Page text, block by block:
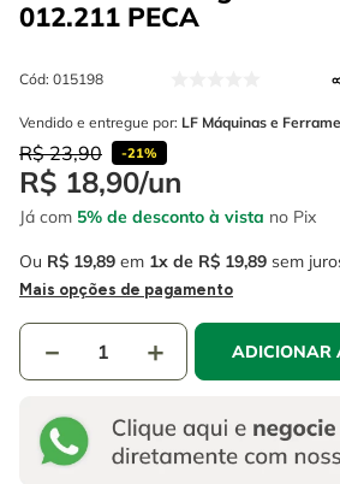
012.211 PECA
Cód: 015198
Vendido e entregue por: LF Máquinas e
R$ 23,90 -21%
R$ 18,90/un
Já com 5% de desconto à vista no Pix
Ou R$ 19,89 em 1 R$ 19,89 sem
Mais opções de pagamento
＋
－ ADICIONAR
6º serra copo
9º lavadora alta pressão
alicate
º escada
º luva
º fio
10º alicate